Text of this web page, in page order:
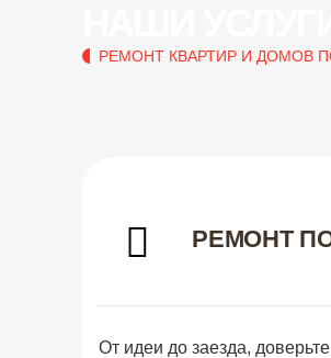
РЕМОНТ КВАРТИР И ДОМОВ
РЕМОНТ
От идеи до заезда,